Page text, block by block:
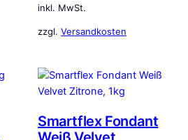
inkl. MwSt.
zzgl.Versandkosten
Smartflex Fondant